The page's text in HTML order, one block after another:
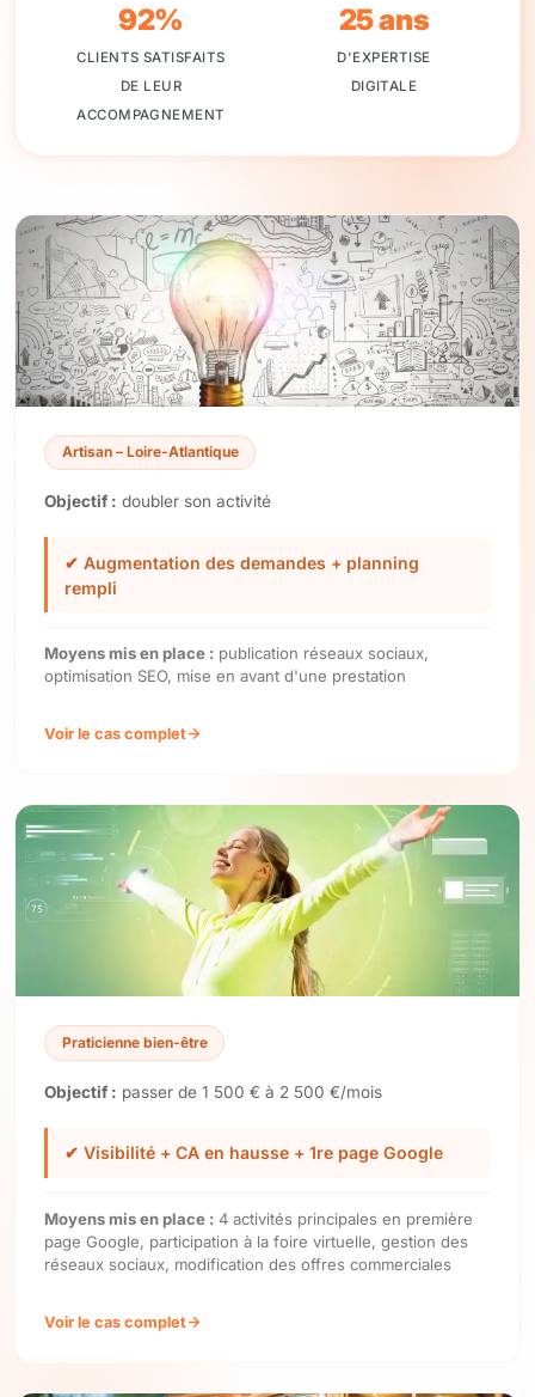
92%
CLIENTS SATISFAITS
DE LEUR
ACCOMPAGNEMENT
25 ans
D'EXPERTISE
DIGITALE
Artisan – Loire-Atlantique
Objectif : doubler son activité
✔ Augmentation des demandes + planning
rempli
Moyens mis en place : publication réseaux sociaux,
optimisation SEO, mise en avant d'une prestation
Voir le cas complet
Praticienne bien-être
Objectif : passer de 1 500 € à 2 500 €/mois
✔ Visibilité + CA en hausse + 1re page Google
Moyens mis en place : 4 activités principales en première
page Google, participation à la foire virtuelle, gestion des
réseaux sociaux, modification des offres commerciales
Voir le cas complet